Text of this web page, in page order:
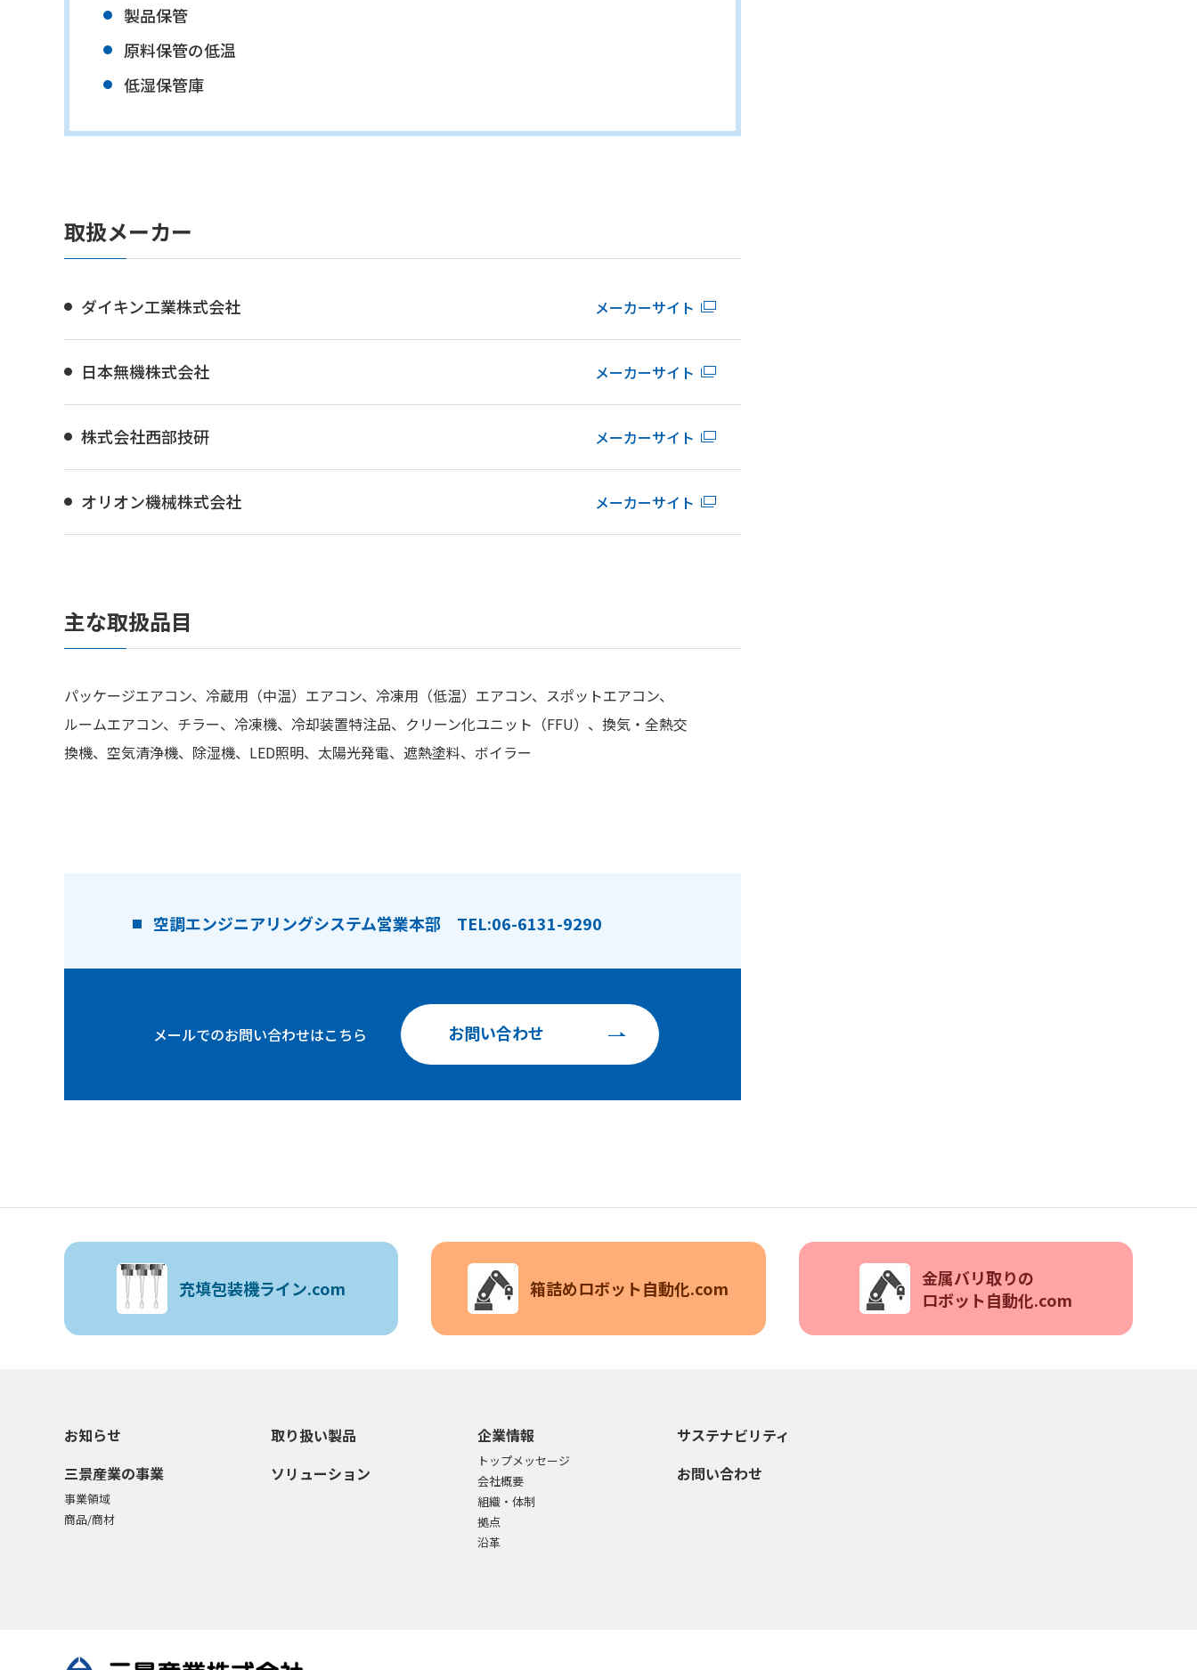
製品保管
原料保管の低温
低湿保管庫
取扱メーカー
ダイキン工業株式会社 メーカーサイト
日本無機株式会社 メーカーサイト
株式会社西部技研 メーカーサイト
オリオン機械株式会社 メーカーサイト
主な取扱品目
パッケージエアコン、冷蔵用（中温）エアコン、冷凍用（低温）エアコン、スポットエアコン、
ルームエアコン、チラー、冷凍機、冷却装置特注品、クリーン化ユニット（FFU）、換気・全熱交
換機、空気清浄機、除湿機、LED照明、太陽光発電、遮熱塗料、ボイラー
空調エンジニアリングシステム営業本部 TEL:06-6131-9290
メールでのお問い合わせはこちら お問い合わせ
充填包装機ライン.com 箱詰めロボット自動化.com
金属バリ取りの
ロボット自動化.com
お知らせ
三景産業の事業
事業領域
商品/商材
取り扱い製品
ソリューション
企業情報
トップメッセージ
会社概要
組織・体制
拠点
沿革
サステナビリティ
お問い合わせ